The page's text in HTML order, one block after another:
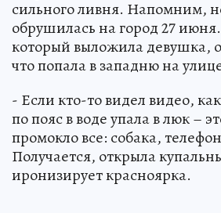
сильного ливня. Напомним,
обрушилась на город 27
который выложила девушка,
что попала в западню на
- Если кто-то видел видео,
по пояс в воде упала в люк –
промокло все: собака,
Получается, открыла
иронизирует красноярка.